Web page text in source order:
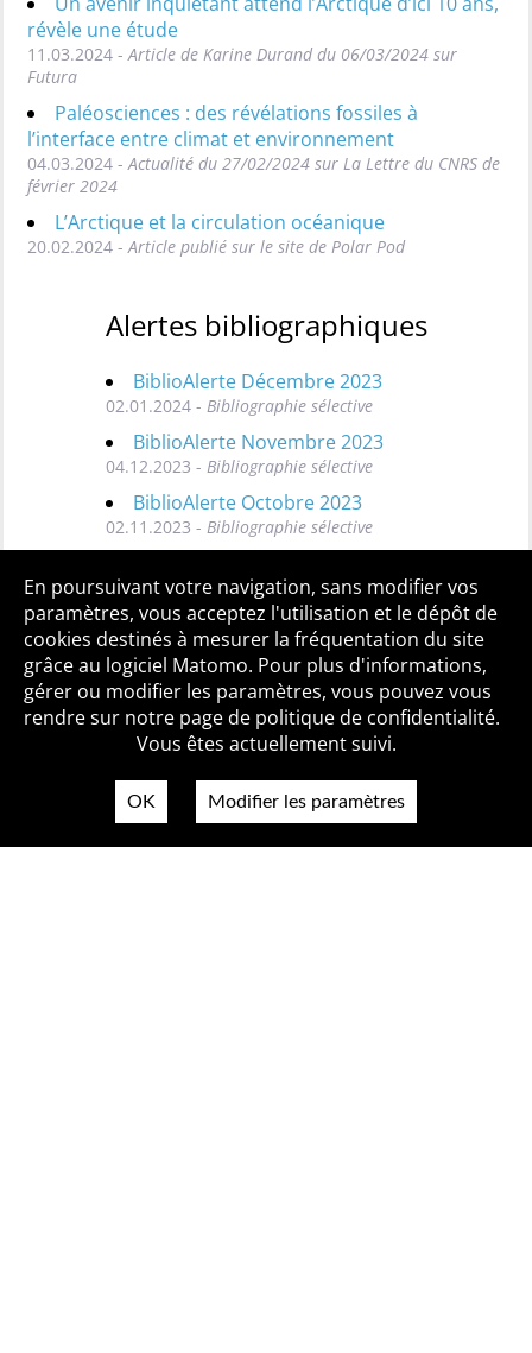
révèle une étude
11.03.2024 - Article de Karine Durand du 06/03/2024 sur
Futura
Paléosciences : des révélations fossiles à
l’interface entre climat et environnement
04.03.2024 - Actualité du 27/02/2024 sur La Lettre du CNRS de
février 2024
L’Arctique et la circulation océanique
20.02.2024 - Article publié sur le site de Polar Pod
Alertes bibliographiques
BiblioAlerte Décembre 2023
02.01.2024 - Bibliographie sélective
BiblioAlerte Novembre 2023
04.12.2023 - Bibliographie sélective
BiblioAlerte Octobre 2023
02.11.2023 - Bibliographie sélective
Toutes les BiblioAlertes
Qui sommes-nous ? Mentions légales
Accessibilité
Politique de confidentialité
Contact
En poursuivant votre navigation, sans modifier vos
paramètres, vous acceptez l'utilisation et le dépôt de
cookies destinés à mesurer la fréquentation du site
grâce au logiciel Matomo. Pour plus d'informations,
gérer ou modifier les paramètres, vous pouvez vous
rendre sur notre page de politique de confidentialité.
Vous êtes actuellement suivi.
OK Modifier les paramètres